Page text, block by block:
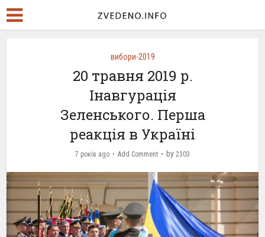
вибори-2019
20 травня 2019 р.
Інавгурація
Зеленського. Перша
реакція в Україні
7 років ago Add Comment by 2303